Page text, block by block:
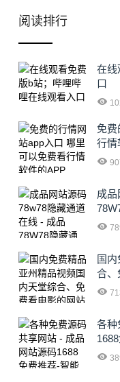
阅读排行
在线
口
免费
行情
成品
注入
国
合、
各种